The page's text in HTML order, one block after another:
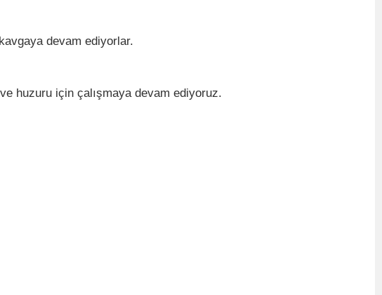
devam ediyorlar.
huzuru için çalışmaya devam ediyoruz.